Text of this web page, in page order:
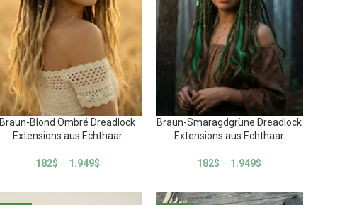
Braun-Blond Ombré Dreadlock
Extensions aus Echthaar
182$ – 1.949$
Braun-Smaragdgrüne Dreadlock
Extensions aus Echthaar
182$ – 1.949$